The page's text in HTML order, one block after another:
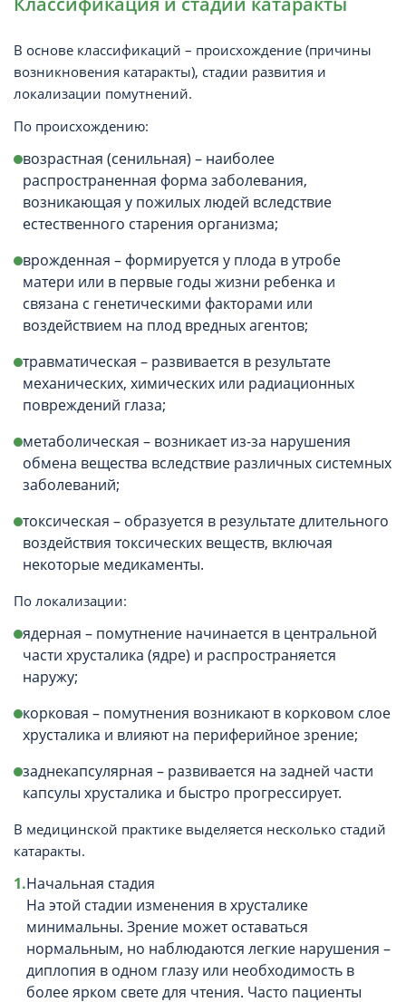
В основе классификаций – происхождение (причины
возникновения катаракты), стадии развития и
локализации помутнений.
По происхождению:
возрастная (сенильная) – наиболее
распространенная форма заболевания,
возникающая у пожилых людей вследствие
естественного старения организма;
врожденная – формируется у плода в утробе
матери или в первые годы жизни ребенка и
связана с генетическими факторами или
воздействием на плод вредных агентов;
травматическая – развивается в результате
механических, химических или радиационных
повреждений глаза;
метаболическая – возникает из-за нарушения
обмена вещества вследствие различных системных
заболеваний;
токсическая – образуется в результате длительного
воздействия токсических веществ, включая
некоторые медикаменты.
По локализации:
ядерная – помутнение начинается в центральной
части хрусталика (ядре) и распространяется
наружу;
корковая – помутнения возникают в корковом слое
хрусталика и влияют на периферийное зрение;
заднекапсулярная – развивается на задней части
капсулы хрусталика и быстро прогрессирует.
В медицинской практике выделяется несколько стадий
катаракты.
Начальная стадия
На этой стадии изменения в хрусталике
минимальны. Зрение может оставаться
нормальным, но наблюдаются легкие нарушения –
диплопия в одном глазу или необходимость в
более ярком свете для чтения. Часто пациенты